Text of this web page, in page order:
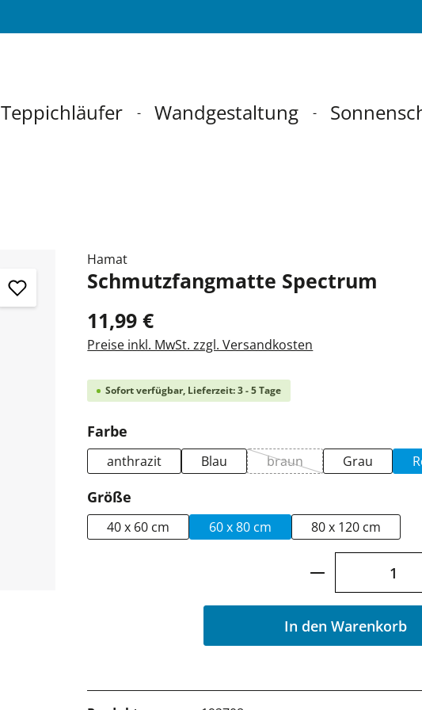
Teppichläufer Wandgestaltung
Hamat
Schmutzfangmatte Spectrum
11,99 €
Preise inkl. MwSt. zzgl. Versandkosten
Sofort verfügbar, Lieferzeit: 3 - 5 Tage
Farbe
anthrazit Blau braun(Diese Option ist zurzeit
Grau
Größe
40 x 60 cm 60 x 80 cm 80 x 120 cm
Produkt
In den Warenkorb